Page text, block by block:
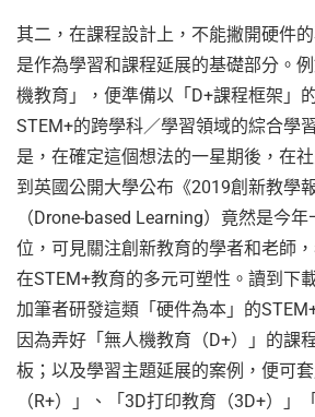
其二，在課程設計上，不能撇開硬件
是作為學習和課程延展的基礎部分。
機教育」，便準備以「D+課程框架」
STEM+的跨學科／學習領域的綜合學
是，在確定這個想法的一星期後，在
到英國公開大學公布《2019創新教學
（Drone-based Learning）竟然是今
位，可見關注創新教育的學者和老師，
在STEM+教育的多元可塑性。讀到下
加筆者研發這類「硬件為本」的
因為弄好「無人機教育（D+）」的課
板；以及學習主題延展的案例，便可
（R+）」、「3D打印教育（3D+）」